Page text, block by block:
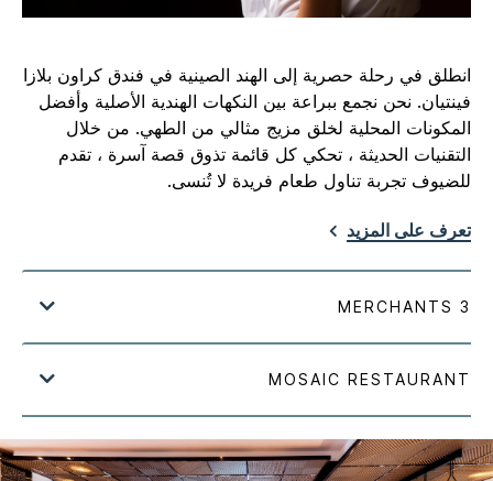
انطلق في رحلة حصرية إلى الهند الصينية في فندق كراون بلازا
فينتيان. نحن نجمع ببراعة بين النكهات الهندية الأصلية وأفضل
المكونات المحلية لخلق مزيج مثالي من الطهي. من خلال
التقنيات الحديثة ، تحكي كل قائمة تذوق قصة آسرة ، تقدم
للضيوف تجربة تناول طعام فريدة لا تُنسى.
تعرف على المزيد